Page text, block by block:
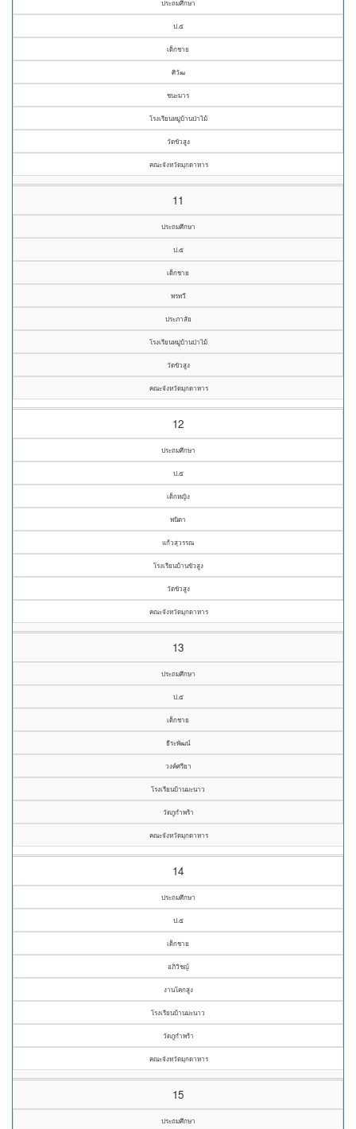
ประถมศึกษา
ป.๕
เด็กชาย
ศิวัฒ
ชนะมาร
โรงเรียนหมู่บ้านป่าไม้
วัดขัวสูง
คณะจังหวัดมุกดาหาร
11
ประถมศึกษา
ป.๕
เด็กชาย
พรทวี
ประภาสัย
โรงเรียนหมู่บ้านป่าไม้
วัดขัวสูง
คณะจังหวัดมุกดาหาร
12
ประถมศึกษา
ป.๕
เด็กหญิง
พนิดา
แก้วสุวรรณ
โรงเรียนบ้านขัวสูง
วัดขัวสูง
คณะจังหวัดมุกดาหาร
13
ประถมศึกษา
ป.๕
เด็กชาย
ธีระพัฒน์
วงค์ศรียา
โรงเรียนบ้านมะนาว
วัดภูกำพร้า
คณะจังหวัดมุกดาหาร
14
ประถมศึกษา
ป.๕
เด็กชาย
อภิวิชญ์
งานโคกสูง
โรงเรียนบ้านมะนาว
วัดภูกำพร้า
คณะจังหวัดมุกดาหาร
15
ประถมศึกษา